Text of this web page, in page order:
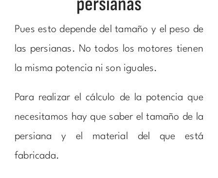
Pues esto depende del tamaño y el peso de
las persianas. No todos los motores tienen
la misma potencia ni son iguales.
Para realizar el cálculo de la potencia que
necesitamos hay que saber el tamaño de la
persiana y el material del que está
fabricada.